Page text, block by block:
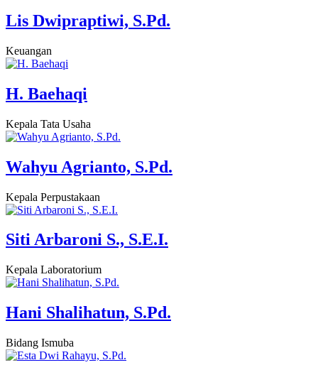
Lis Dwipraptiwi, S.Pd.
Keuangan
H. Baehaqi
Kepala Tata Usaha
Wahyu Agrianto, S.Pd.
Kepala Perpustakaan
Siti Arbaroni S., S.E.I.
Kepala Laboratorium
Hani Shalihatun, S.Pd.
Bidang Ismuba